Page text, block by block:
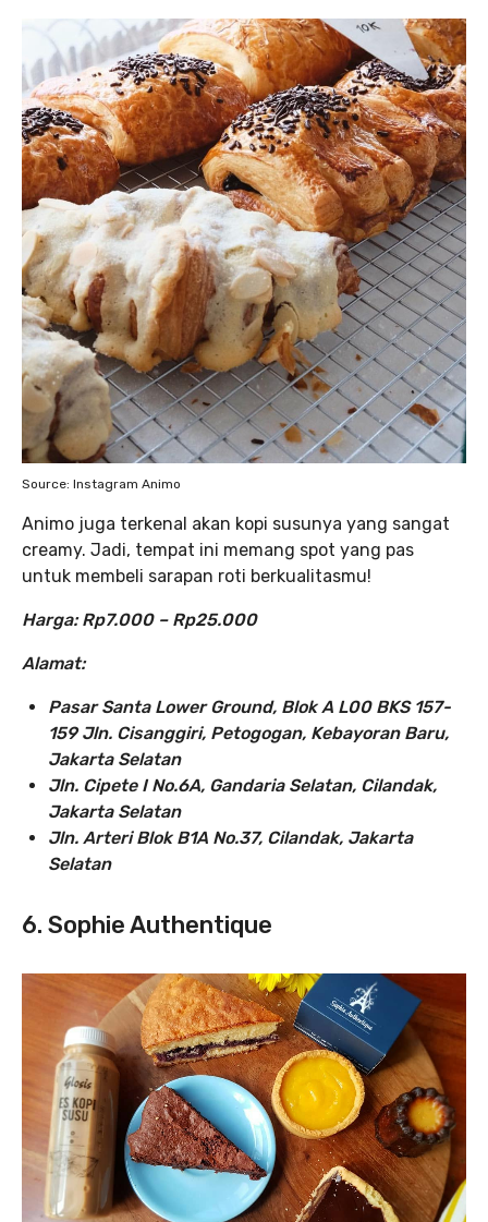
Source: Instagram Animo
Animo juga terkenal akan kopi susunya yang sangat
creamy. Jadi, tempat ini memang spot yang pas
untuk membeli sarapan roti berkualitasmu!
Harga: Rp7.000 – Rp25.000
Alamat:
Pasar Santa Lower Ground, Blok A L00 BKS 157-
159 Jln. Cisanggiri, Petogogan, Kebayoran Baru,
Jakarta Selatan
Jln. Cipete I No.6A, Gandaria Selatan, Cilandak,
Jakarta Selatan
Jln. Arteri Blok B1A No.37, Cilandak, Jakarta
Selatan
6. Sophie Authentique